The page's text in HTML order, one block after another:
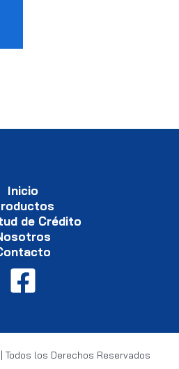
Inicio
de Crédito
los Derechos Reservados